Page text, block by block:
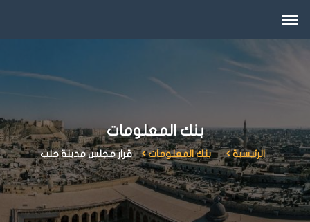
بنك المعلومات
الرئيسية بنك المعلومات قرار مجلس مدينة حلب